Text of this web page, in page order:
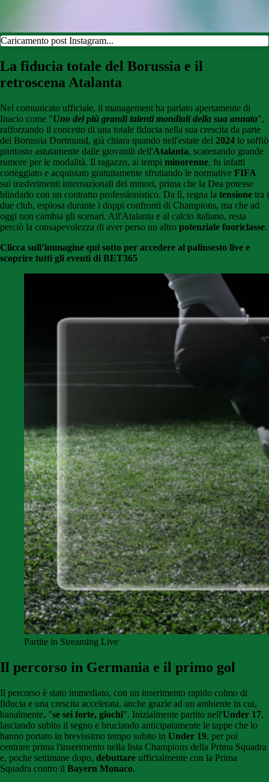
Caricamento post Instagram...
La fiducia totale del Borussia e il
retroscena Atalanta
Nel comunicato ufficiale, il management ha parlato apertamente di
Inacio come "Uno dei più grandi talenti mondiali della sua annata",
rafforzando il concetto di una totale fiducia nella sua crescita da parte
del Borussia Dortmund, già chiara quando nell'estate del 2024 lo soffiò
piuttosto astutamente dalle giovanili dell'Atalanta, scatenando grande
rumore per le modalità. Il ragazzo, ai tempi minorenne, fu infatti
corteggiato e acquistato gratuitamente sfruttando le normative FIFA
sui trasferimenti internazionali dei minori, prima che la Dea potesse
blindarlo con un contratto professionistico. Da lì, regna la tensione tra i
due club, esplosa durante i doppi confronti di Champions, ma che ad
oggi non cambia gli scenari. All'Atalanta e al calcio italiano, resta
perciò la consapevolezza di aver perso un altro potenziale fuoriclasse.
Clicca sull’immagine qui sotto per accedere al palinsesto live e
scoprire tutti gli eventi di BET365
Partite in Streaming Live
Il percorso in Germania e il primo gol
Il percorso è stato immediato, con un inserimento rapido colmo di
fiducia e una crescita accelerata, anche grazie ad un ambiente in cui,
banalmente, "se sei forte, giochi". Inizialmente partito nell'Under 17,
lasciando subito il segno e bruciando anticipatamente le tappe che lo
hanno portato in brevissimo tempo subito in Under 19, per poi
centrare prima l'inserimento nella lista Champions della Prima Squadra
e, poche settimane dopo, debuttare ufficialmente con la Prima
Squadra contro il Bayern Monaco.